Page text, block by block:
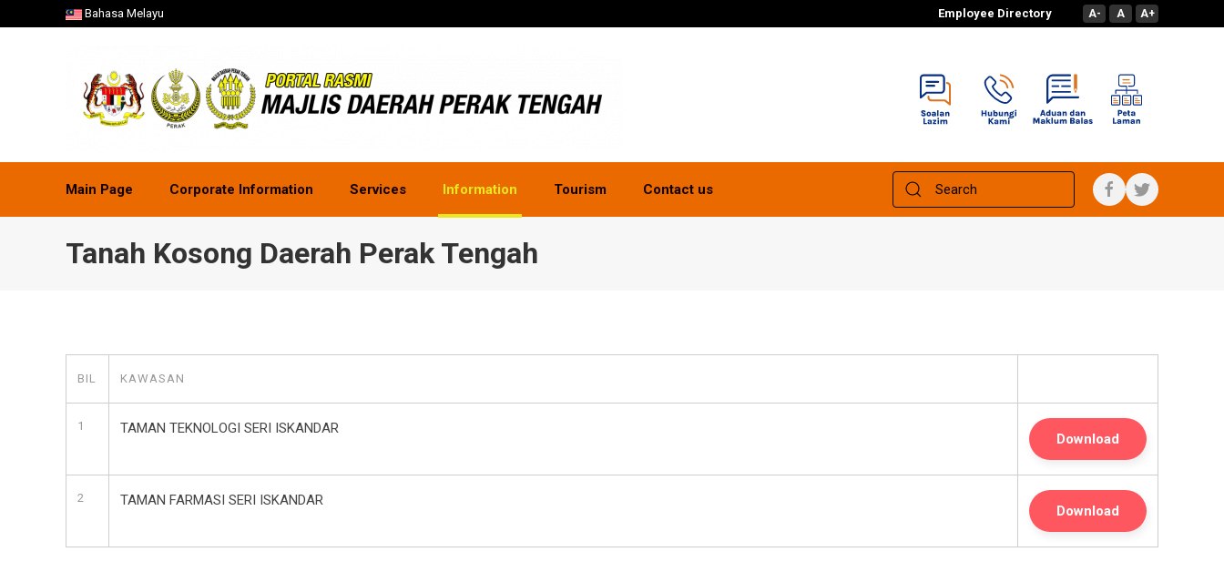
Bahasa Melayu Employee Directory A- A A+
Main Page Corporate Information Services Information Tourism Contact us
Tanah Kosong Daerah Perak Tengah
BIL KAWASAN
1 TAMAN TEKNOLOGI SERI ISKANDAR
Download
2 TAMAN FARMASI SERI ISKANDAR
Download